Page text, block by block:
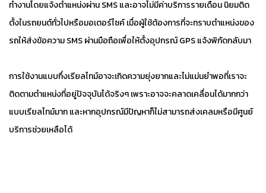
ทำงานโดยแจ้งตำแหน่งผ่าน SMS และอาจไม่มีค่าบริการรายเดือน นิยมติด
ตั้งในรถยนต์ทั่วไปหรือมอเตอร์ไซค์ เมื่อผู้ใช้ต้องการที่จะทราบตำแหน่งของ
รถให้ส่งข้อความ SMS ผ่านมือถือเพื่อให้ตั้งอุปกรณ์ GPS แจ้งพิกัดกลับมา
การใช้งานแบบกึ่งเรียลไทม์อาจะเกิดความยุ่งยากและไม่แม่นยำพอที่เราจะ
ติดตามตำแหน่งที่อยู่ปัจจุบันได้จริงๆ เพราะอาจจะคลาดเคลื่อนได้มากกว่า
แบบเรียลไทม์มาก และหากอุปกรณ์มีปัญหาก็ไม่สามารถส่งเคลมหรือมีศูนย์
บริการช่วยเหลือได้